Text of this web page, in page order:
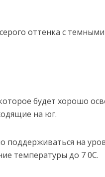
оттенка с
будет хорошо
на юг.
поддерживаться на
температуры до 7 0С.